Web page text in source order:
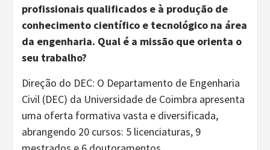
profissionais qualificados e à produção de
conhecimento científico e tecnológico na área
da engenharia. Qual é a missão que orienta o
seu trabalho?
Direção do DEC: O Departamento de Engenharia
Civil (DEC) da Universidade de Coimbra apresenta
uma oferta formativa vasta e diversificada,
abrangendo 20 cursos: 5 licenciaturas, 9